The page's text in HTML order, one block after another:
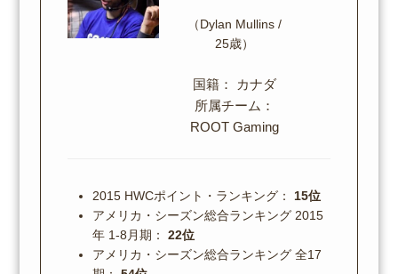
（Dylan Mullins /
25歳）
国籍： カナダ
所属チーム：
ROOT Gaming
2015 HWCポイント・ランキング： 15位
アメリカ・シーズン総合ランキング 2015
年 1-8月期： 22位
アメリカ・シーズン総合ランキング 全17